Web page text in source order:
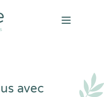
Open
avec